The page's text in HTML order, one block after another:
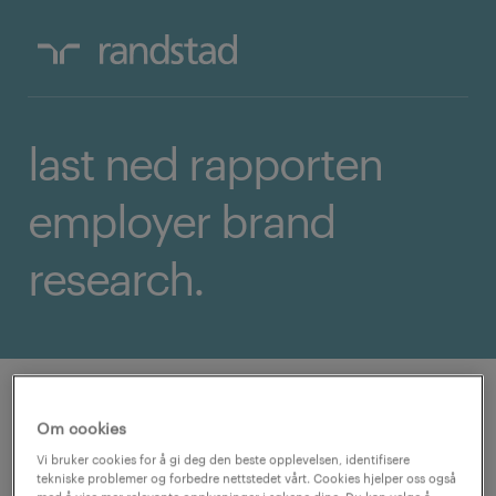
last ned rapporten
employer brand
research.
arbeidsgivere? Last ned rapporten for å
lese mer.
Om cookies
Vi bruker cookies for å gi deg den beste opplevelsen, identifisere
tekniske problemer og forbedre nettstedet vårt. Cookies hjelper oss også